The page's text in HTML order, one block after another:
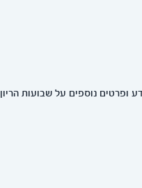
ופרטים נוספים על שבועות הריון